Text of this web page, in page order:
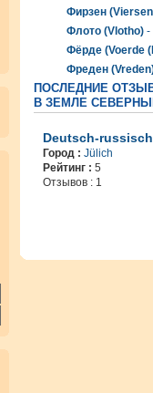
Фирзен
Флото (Vlotho) -
Фёрде (Voerde
Фреден
ПОСЛЕДНИЕ
В ЗЕМЛЕ СЕВЕРНЫЙ
Deutsch-
Город : Jülich
Рейтинг : 5
Отзывов : 1